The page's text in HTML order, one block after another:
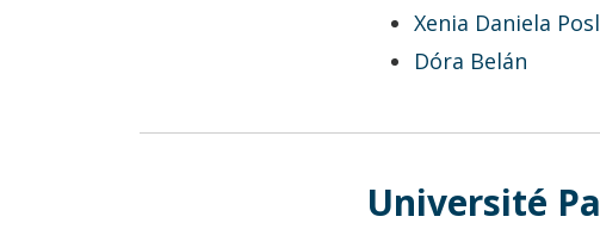
Xenia Daniela
Dóra Belán
Université